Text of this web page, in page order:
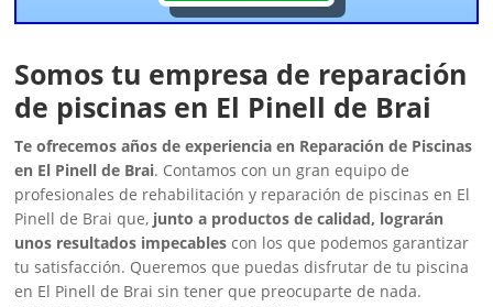
Somos tu empresa de reparación
de piscinas en El Pinell de Brai
Te ofrecemos años de experiencia en Reparación de Piscinas
en El Pinell de Brai. Contamos con un gran equipo de
profesionales de rehabilitación y reparación de piscinas en El
Pinell de Brai que, junto a productos de calidad, lograrán
unos resultados impecables con los que podemos garantizar
tu satisfacción. Queremos que puedas disfrutar de tu piscina
en El Pinell de Brai sin tener que preocuparte de nada.